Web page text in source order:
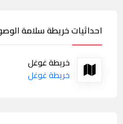
احداثيات خريطة سلامة
خريطة غوغل
خريطة غوغل